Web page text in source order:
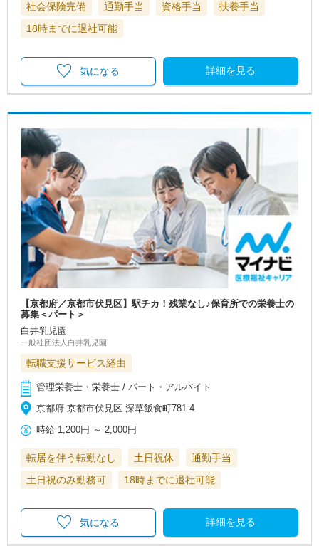
社会保険完備 通勤手当 資格手当
扶養手当
18時までに退社可能
詳細を見る
気になる
【京都府／京都市伏見区】駅チカ！残業なし♪保育所での栄養士の
募集＜パート＞
白井乳児園
一般社団法人白井乳児園
転職支援サービス経由
管理栄養士・栄養士 / パート・アルバイト
京都府 京都市伏見区 深草飯食町781-4
時給 1,200円 ～2,000円
転居を伴う転勤なし 土日祝休
通勤手当
土日祝のみ勤務可
18時までに退社可能
詳細を見る
気になる